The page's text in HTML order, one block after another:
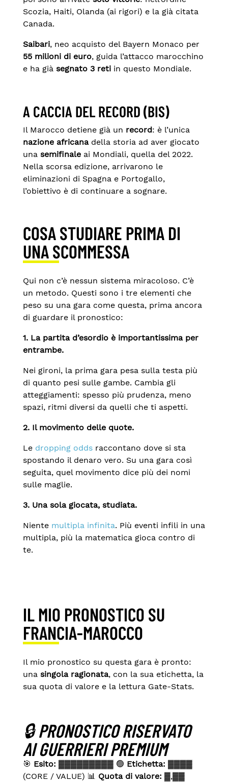
Scozia, Haiti, Olanda (ai rigori) e la già citata
Canada.
Saibari, neo acquisto del Bayern Monaco per
55 milioni di euro, guida l’attacco marocchino
e ha già segnato 3 retiin questo Mondiale.
A CACCIA DEL RECORD (BIS)
Il Marocco detiene già un record: è l’unica
nazione africanadella storia ad aver giocato
una semifinaleai Mondiali, quella del 2022.
Nella scorsa edizione, arrivarono le
eliminazioni di Spagna e Portogallo,
l’obiettivo è di continuare a sognare.
COSA STUDIARE PRIMA DI
UNA SCOMMESSA
Qui non c’è nessun sistema miracoloso. C’è
un metodo. Questi sono i tre elementi che
peso su una gara come questa, prima ancora
di guardare il pronostico:
1. La partita d’esordio è importantissima per
entrambe.
Nei gironi, la prima gara pesa sulla testa più
di quanto pesi sulle gambe. Cambia gli
atteggiamenti: spesso più prudenza, meno
spazi, ritmi diversi da quelli che ti aspetti.
2. Il movimento delle quote.
Le dropping oddsraccontano dove si sta
spostando il denaro vero. Su una gara così
seguita, quel movimento dice più dei nomi
sulle maglie.
3. Una sola giocata, studiata.
Niente multipla infinita. Più eventi infili in una
multipla, più la matematica gioca contro di
te.
IL MIO PRONOSTICO SU
FRANCIA-MAROCCO
Il mio pronostico su questa gara è pronto:
una singola ragionata, con la sua etichetta, la
sua quota di valore e la lettura Gate-Stats.
🔒 PRONOSTICO RISERVATO
AI GUERRIERI PREMIUM
🎯 Esito: ▓▓▓▓▓▓▓▓▓ 🟢 Etichetta: ▓▓▓▓
(CORE / VALUE) 📊 Quota di valore: ▓,▓▓